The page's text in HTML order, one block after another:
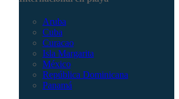
Aruba
Cuba
Curacao
Isla Margarita
México
República Dominicana
Panamá